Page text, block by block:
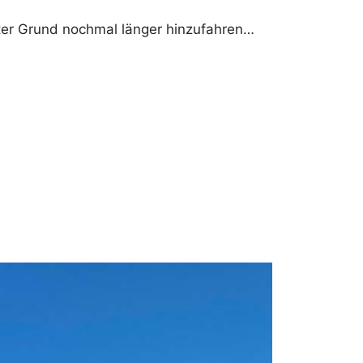
Grund nochmal länger hinzufahren…